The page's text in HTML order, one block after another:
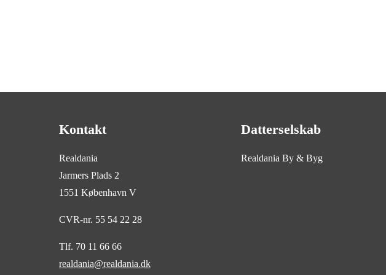
Kontakt
Realdania
Jarmers Plads 2
1551 København V
CVR-nr. 55 54 22 28
Tlf. 70 11 66 66
realdania@realdania.dk
Datterselskab
Realdania By & Byg